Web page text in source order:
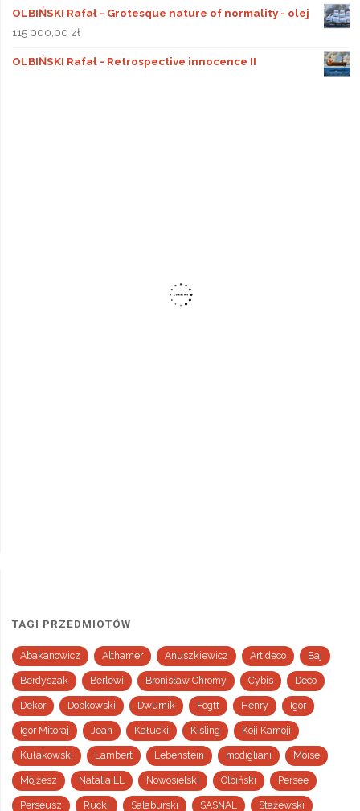
OLBIŃSKI Rafał - Grotesque nature of normality - olej
115 000,00 zł
OLBIŃSKI Rafał - Retrospective innocence II
TAGI PRZEDMIOTÓW
Abakanowicz Althamer Anuszkiewicz Art deco Baj
Berdyszak Berlewi Bronisław Chromy Cybis Deco
Dekor Dobkowski Dwurnik Fogtt Henry Igor
Igor Mitoraj Jean Kałucki Kisling Koji Kamoji
Kułakowski Lambert Lebenstein modigliani Moise
Mojżesz Natalia LL Nowosielski Olbiński Persee
Perseusz Rucki Salaburski SASNAL Stażewski